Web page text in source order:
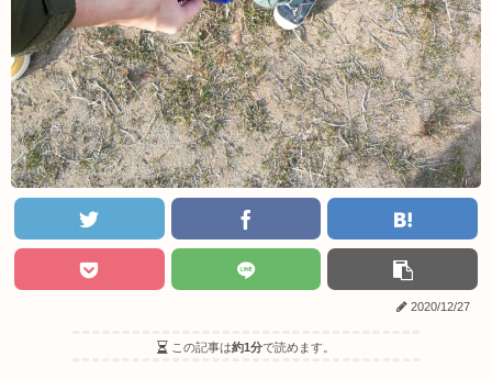
2020/12/27
この記事は約1分で読めます。